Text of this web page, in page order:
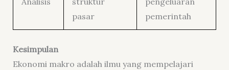
pasar
pemerintah
Kesimpulan
Ekonomi makro adalah ilmu yang mempelajari